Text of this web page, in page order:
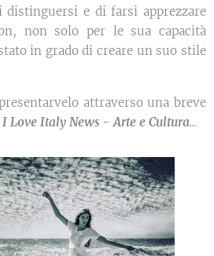
distinguersi e di farsi apprezzare
non solo per le sua capacità
in grado di creare un suo stile
attraverso una breve
I Love Italy News - Arte e Cultura...